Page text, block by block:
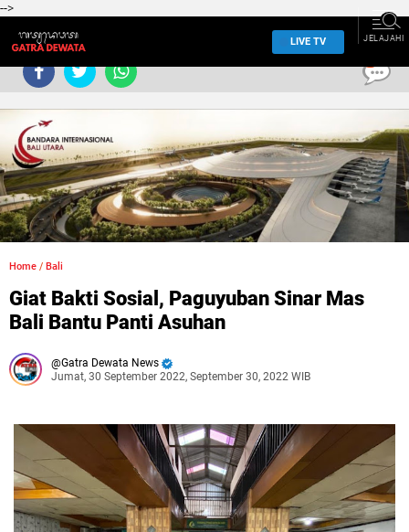
-->
LIVE TV JELAJAHI
Home / Bali
Giat Bakti Sosial, Paguyuban Sinar Mas
Bali Bantu Panti Asuhan
Gatra Dewata News
Jumat, 30 September 2022, September 30, 2022 WIB